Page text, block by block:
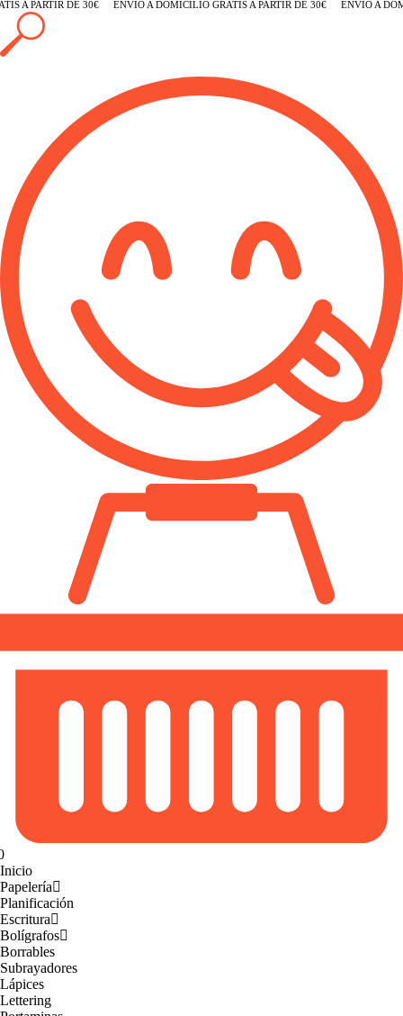
A PARTIR DE 30€ ENVÍO A DOMICILIO GRATIS A PARTIR DE 30€ ENVÍO A
Inicio
Papelería
Planificación
Escritura
Bolígrafos
Borrables
Subrayadores
Lápices
Lettering